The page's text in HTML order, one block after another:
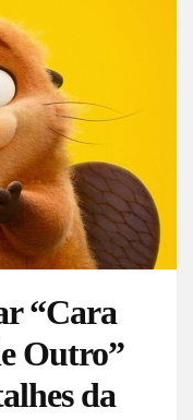
“Cara
Outro”
da